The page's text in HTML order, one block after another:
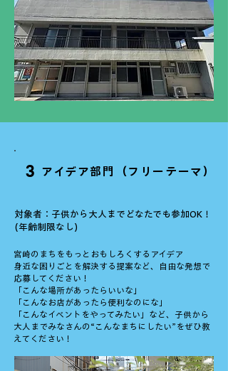
3 アイデア部門（フリーテーマ）
対象者：子供から大人までどなたでも参加OK！
(年齢制限なし)
宮崎のまちをもっとおもしろくするアイデア
身近な困りごとを解決する提案など、自由な発想で
応募してください！
「こんな場所があったらいいな」
「こんなお店があったら便利なのにな」
「こんなイベントをやってみたい」など、子供から
大人までみなさんの“こんなまちにしたい”をぜひ教
えてください！